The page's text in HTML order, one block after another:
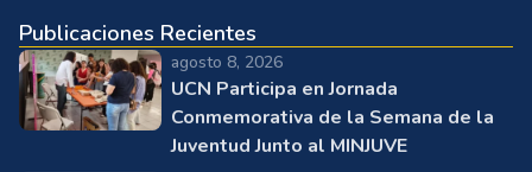
Publicaciones Recientes
agosto 8, 2026
UCN Participa en Jornada
Conmemorativa de la Semana de la
Juventud Junto al MINJUVE